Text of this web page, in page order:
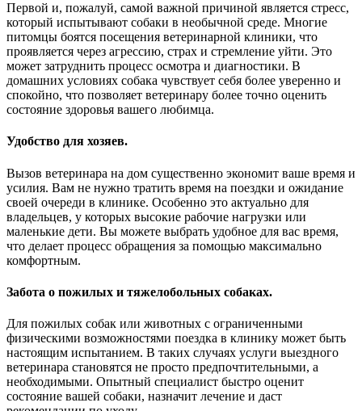
Первой и, пожалуй, самой важной причиной является стресс,
который испытывают собаки в необычной среде. Многие
питомцы боятся посещения ветеринарной клиники, что
проявляется через агрессию, страх и стремление уйти. Это
может затруднить процесс осмотра и диагностики. В
домашних условиях собака чувствует себя более уверенно и
спокойно, что позволяет ветеринару более точно оценить
состояние здоровья вашего любимца.
Удобство для хозяев.
Вызов ветеринара на дом существенно экономит ваше время и
усилия. Вам не нужно тратить время на поездки и ожидание
своей очереди в клинике. Особенно это актуально для
владельцев, у которых высокие рабочие нагрузки или
маленькие дети. Вы можете выбрать удобное для вас время,
что делает процесс обращения за помощью максимально
комфортным.
Забота о пожилых и тяжелобольных собаках.
Для пожилых собак или животных с ограниченными
физическими возможностями поездка в клинику может быть
настоящим испытанием. В таких случаях услуги выездного
ветеринара становятся не просто предпочтительными, а
необходимыми. Опытный специалист быстро оценит
состояние вашей собаки, назначит лечение и даст